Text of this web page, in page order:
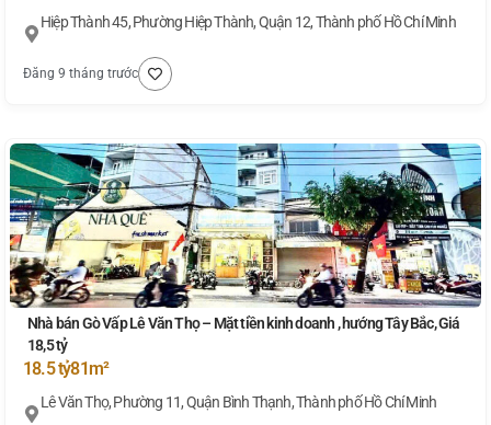
Hiệp Thành 45, Phường Hiệp Thành, Quận 12, Thành phố Hồ Chí Minh
Đăng 9 tháng trước
Nhà bán Gò Vấp Lê Văn Thọ – Mặt tiền kinh doanh , hướng Tây Bắc, Giá
18,5 tỷ
18.5 tỷ81m²
Lê Văn Thọ, Phường 11, Quận Bình Thạnh, Thành phố Hồ Chí Minh